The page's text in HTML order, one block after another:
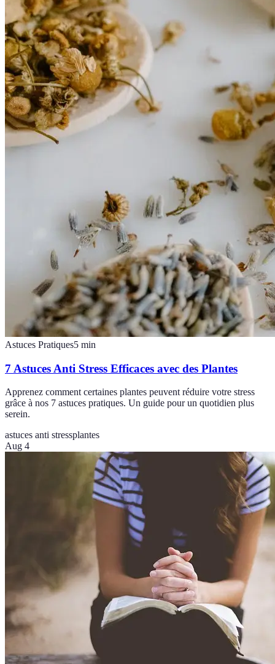
Astuces Pratiques5 min
7 Astuces Anti Stress Efficaces avec des Plantes
Apprenez comment certaines plantes peuvent réduire votre stress
grâce à nos 7 astuces pratiques. Un guide pour un quotidien plus
serein.
astuces anti stressplantes
Aug 4